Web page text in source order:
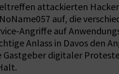
attackierten
auf, die
Angriffe auf
Anlass in Davos den
digitaler